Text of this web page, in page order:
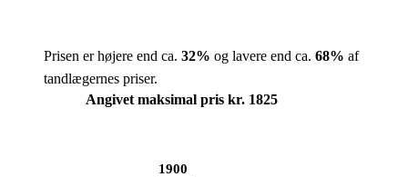
Prisen er højere end ca. 32% og lavere end ca. 68% af
tandlægernes priser.
Angivet maksimal pris kr. 1825
1900